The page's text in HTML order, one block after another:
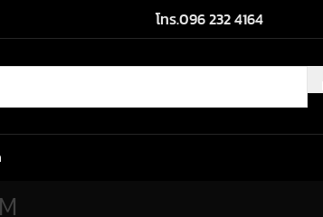
โทร.096 232 4164